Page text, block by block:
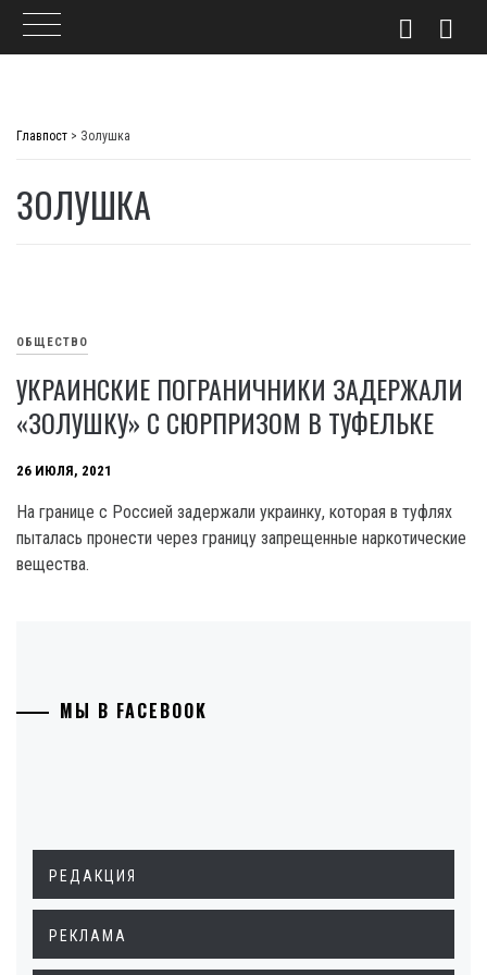
Главпост > Золушка
ЗОЛУШКА
ОБЩЕСТВО
УКРАИНСКИЕ ПОГРАНИЧНИКИ ЗАДЕРЖАЛИ
«ЗОЛУШКУ» С СЮРПРИЗОМ В ТУФЕЛЬКЕ
26 ИЮЛЯ, 2021
На границе с Россией задержали украинку, которая в туфлях
пыталась пронести через границу запрещенные наркотические
вещества.
МЫ В FACEBOOK
РЕДАКЦИЯ
РЕКЛАМА